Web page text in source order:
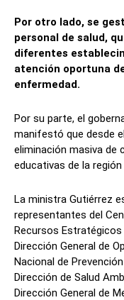
Por otro lado, se
personal de salud,
diferentes
atención oportuna
enfermedad.
Por su parte, el
manifestó que desde
eliminación masiva de
educativas de la
La ministra Gutiérrez
representantes del
Recursos
Dirección General de
Nacional de
Dirección de Salud
Dirección General de